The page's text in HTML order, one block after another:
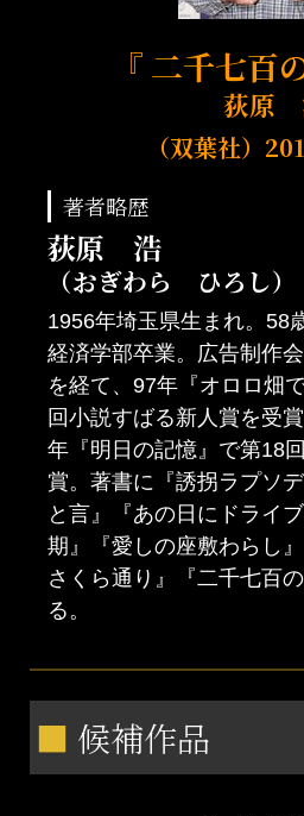
『 二千七百
荻原
（双葉社）
著者略歴
荻原 浩
（おぎわら ひろし）
1956年埼玉県生まれ。58
経済学部卒業。広告制作
を経て、97年『オロロ畑
回小説すばる新人賞を受
年『明日の記憶』で第18
賞。著書に『誘拐ラプソ
と言』『あの日にドライ
期』『愛しの座敷わらし
さくら通り』『二千七百
る。
■ 候補作品